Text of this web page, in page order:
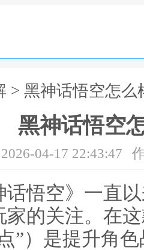
> 黑神话悟空怎么
黑神话悟空
04-17 22:43:47
话悟空》一直
家的关注。在
”）是提升角